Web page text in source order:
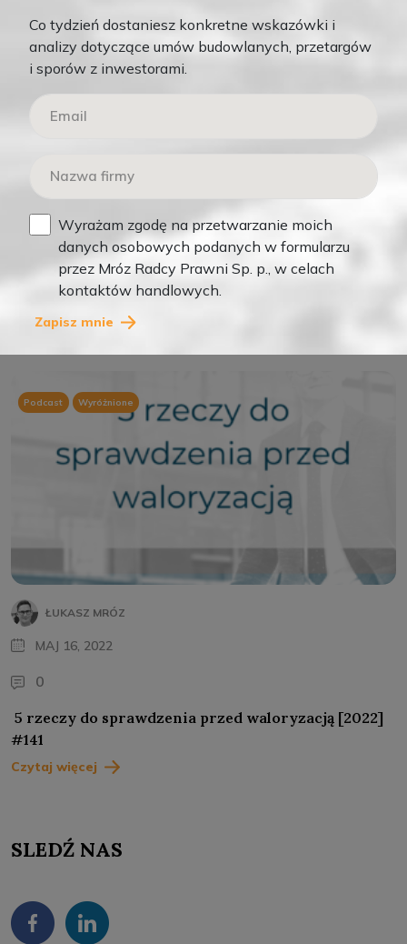
LIS 12, 2025
1
Odblokowanie płatności w budownictwie – 4
bezpłatne formularze dla wykonawców
Czytaj więcej
Podcast Wyróżnione
ŁUKASZ MRÓZ
MAJ 16, 2022
0
5 rzeczy do sprawdzenia przed waloryzacją [2022]
#141
Czytaj więcej
SLEDŹ NAS
Co tydzień dostaniesz konkretne wskazówki i
analizy dotyczące umów budowlanych, przetargów
i sporów z inwestorami.
Wyrażam zgodę na przetwarzanie moich
danych osobowych podanych w formularzu
przez Mróz Radcy Prawni Sp. p., w celach
kontaktów handlowych.
Zapisz mnie